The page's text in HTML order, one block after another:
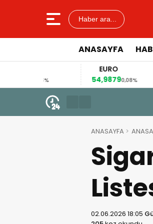
Haber ara...
ANASAYFA
0,08%
BERGAMALI
ANASAYFA
02.06.2026 18:05